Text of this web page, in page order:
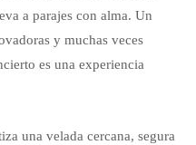
a parajes con alma. Un
y muchas veces
es una experiencia
una velada cercana, segura